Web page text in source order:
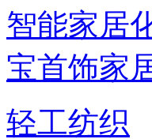
智能家居
宝首饰家
轻工纺织